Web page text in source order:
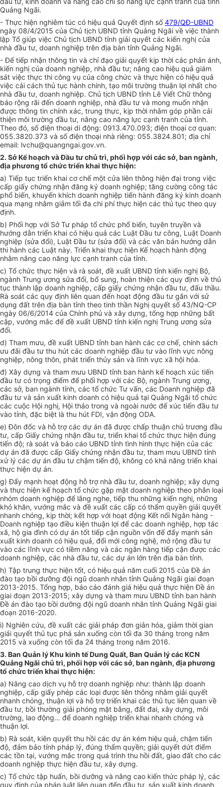
Quảng Ngãi.
- Thực hiện nghiêm túc có hiệu quả Quyết định số479/QĐ-UBND
ngày 08/4/2015 của Chủ tịch UBND tỉnh Quảng Ngãi về việc thành
lập Tổ giúp việc Chủ tịch UBND tỉnh giải quyết các kiến nghị của
nhà đầu tư, doanh nghiệp trên địa bàn tỉnh Quảng Ngãi.
- Để tiếp nhận thông tin và chỉ đạo giải quyết kịp thời các phản ánh,
kiến nghị của doanh nghiệp, nhà đầu tư; nâng cao hiệu quả giám
sát việc thực thi công vụ của công chức và thực hiện có hiệu quả
việc cải cách thủ tục hành chính, tạo môi trường thuận lợi nhất cho
nhà đầu tư, doanh nghiệp. Chủ tịch UBND tỉnh Lê Viết Chữ thông
báo rộng rãi đến doanh nghiệp, nhà đầu tư và mong muốn nhận
được thông tin chính xác, trung thực, kịp thời nhằm góp phần cải
thiện môi trường đầu tư, nâng cao năng lực cạnh tranh của tỉnh.
Theo đó, số điện thoại di động: 0913.470.093; điện thoại cơ quan:
055.3820.373 và số điện thoại nhà riêng: 055.3824.801; địa chỉ
email: lvchu@quangngai.gov.vn.
2. Sở Kế hoạch và Đầu tư chủ trì, phối hợp với các sở, ban ngành,
địa phương tổ chức triển khai thực hiện:
a) Tiếp tục triển khai cơ chế một cửa liên thông hiện đại trong việc
cấp giấy chứng nhận đăng ký doanh nghiệp; tăng cường công tác
phổ biến, khuyến khích doanh nghiệp tiến hành đăng ký kinh doanh
qua mạng nhằm giảm tối đa chi phí thực hiện các thủ tục theo quy
định.
b) Phối hợp với Sở Tư pháp tổ chức phổ biến, tuyên truyền và
hướng dẫn triển khai có hiệu quả các Luật Đầu tư công, Luật Doanh
nghiệp (sửa đổi), Luật Đầu tư (sửa đổi) và các văn bản hướng dẫn
thi hành các Luật này. Triển khai thực hiện Kế hoạch hành động
nhằm nâng cao năng lực cạnh tranh của tỉnh.
c) Tổ chức thực hiện và rà soát, đề xuất UBND tỉnh kiến nghị Bộ,
ngành Trung ương sửa đổi, bổ sung, hoàn thiện các quy định về thủ
tục thành lập doanh nghiệp, cấp giấy chứng nhận đầu tư, đấu thầu.
Rà soát các quy định liên quan đến hoạt động đầu tư gắn với sử
dụng đất trên địa bàn tỉnh theo tinh thần Nghị quyết số 43/NQ-CP
ngày 06/6/2014 của Chính phủ và xây dựng, tổng hợp những bất
cập, vướng mắc để đề xuất UBND tỉnh kiến nghị Trung ương sửa
đổi.
d) Tham mưu, đề xuất UBND tỉnh ban hành các cơ chế, chính sách
ưu đãi đầu tư thu hút các doanh nghiệp đầu tư vào lĩnh vực nông
nghiệp, nông thôn, phát triển thủy sản và lĩnh vực xã hội hóa.
đ) Xây dựng và tham mưu UBND tỉnh ban hành kế hoạch xúc tiến
đầu tư có trọng điểm để phối hợp với các Bộ, ngành Trung ương,
các sở, ban ngành tỉnh, các tổ chức Tư vấn, các Doanh nghiệp đã
đầu tư và sản xuất kinh doanh có hiệu quả tại Quảng Ngãi tổ chức
các cuộc Hội nghị, Hội thảo trong và ngoài nước để xúc tiến đầu tư
vào tỉnh, đặc biệt là thu hút FDI, vận động ODA.
e) Đôn đốc và hỗ trợ các dự án đã được chấp thuận chủ trương đầu
tư, cấp Giấy chứng nhận đầu tư, triển khai tổ chức thực hiện đúng
tiến độ; rà soát và báo cáo UBND tỉnh tình hình thực hiện của các
dự án đã được cấp Giấy chứng nhận đầu tư, tham mưu UBND tỉnh
xử lý các dự án đầu tư chậm tiến độ, không có khả năng triển khai
thực hiện dự án.
g) Đẩy mạnh hoạt động hỗ trợ nhà đầu tư, doanh nghiệp; xây dựng
và thực hiện kế hoạch tổ chức gặp mặt doanh nghiệp theo phân loại
nhóm doanh nghiệp để lắng nghe, tiếp thu những kiến nghị, những
khó khăn, vướng mắc và đề xuất các cấp có thẩm quyền giải quyết
nhanh chóng, kịp thời; kết hợp với hoạt động Kết nối Ngân hàng -
Doanh nghiệp tạo điều kiện thuận lợi để các doanh nghiệp, hợp tác
xã, hộ gia đình có dự án tốt tiếp cận nguồn vốn để đẩy mạnh sản
xuất kinh doanh có hiệu quả, đổi mới công nghệ, mở rộng đầu tư
vào các lĩnh vực có tiềm năng và các ngân hàng tiếp cận được các
doanh nghiệp, các nhà đầu tư, các dự án lớn trên địa bàn tỉnh.
h) Tập trung thực hiện tốt, có hiệu quả năm cuối 2015 của Đề án
đào tạo bồi dưỡng đội ngũ doanh nhân tỉnh Quảng Ngãi giai đoạn
2013-2015. Tổng hợp, báo cáo đánh giá hiệu quả thực hiện Đề án
giai đoạn 2013-2015; xây dựng và tham mưu UBND tỉnh ban hành
Đề án đào tạo bồi dưỡng đội ngũ doanh nhân tỉnh Quảng Ngãi giai
đoạn 2016-2020.
i) Nghiên cứu, đề xuất các giải pháp đơn giản hóa, giảm thời gian
giải quyết thủ tục phá sản xuống còn tối đa 30 tháng trong năm
2015 và xuống còn tối đa 24 tháng trong năm 2016.
3. Ban Quản lý Khu kinh tế Dung Quất, Ban Quản lý các KCN
Quảng Ngãi chủ trì, phối hợp với các sở, ban ngành, địa phương
tổ chức triển khai thực hiện:
a) Nâng cao dịch vụ hỗ trợ doanh nghiệp như: thành lập doanh
nghiệp, cấp giấy phép các loại được liên thông nhằm giải quyết
nhanh chóng, thuận lợi và hỗ trợ triển khai các thủ tục liên quan về
đầu tư, bồi thường giải phóng mặt bằng, đất đai, xây dựng, môi
trường, lao động… để doanh nghiệp triển khai nhanh chóng và
thuận lợi.
b) Rà soát, kiên quyết thu hồi các dự án kém hiệu quả, chậm tiến
độ, đảm bảo tính pháp lý, đúng thẩm quyền; giải quyết dứt điểm
các tồn tại, vướng mắc trong quá trình thu hồi đất, giao đất cho các
doanh nghiệp thực hiện đầu tư, xây dựng.
c) Tổ chức tập huấn, bồi dưỡng và nâng cao kiến thức pháp lý, các
quy định của pháp luật liên quan đến đầu tư, sản xuất kinh doanh,